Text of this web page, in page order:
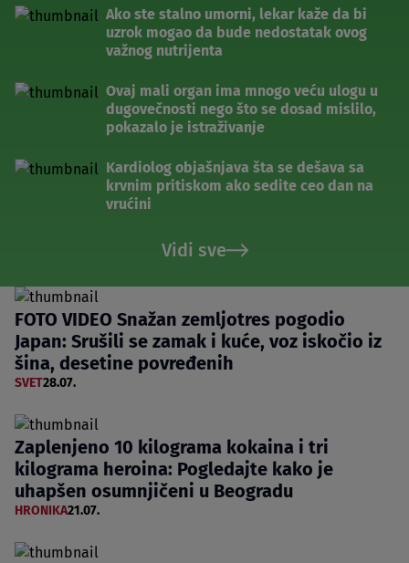
Ako ste stalno umorni, lekar kaže da bi
uzrok mogao da bude nedostatak ovog
važnog nutrijenta
Ovaj mali organ ima mnogo veću ulogu u
dugovečnosti nego što se dosad mislilo,
pokazalo je istraživanje
Kardiolog objašnjava šta se dešava sa
krvnim pritiskom ako sedite ceo dan na
vrućini
Vidi sve
FOTO VIDEO Snažan zemljotres pogodio
Japan: Srušili se zamak i kuće, voz iskočio iz
šina, desetine povređenih
SVET28.07.
Zaplenjeno 10 kilograma kokaina i tri
kilograma heroina: Pogledajte kako je
uhapšen osumnjičeni u Beogradu
HRONIKA21.07.